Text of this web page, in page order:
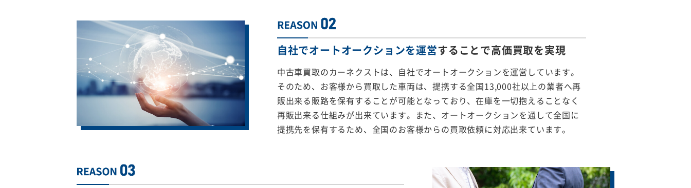
自社でオートオークションを運営することで高価買取を実現
中古車買取のカーネクストは、自社でオートオークションを運営しています。
そのため、お客様から買取した車両は、提携する全国13,000社以上の業者へ再
販出来る販路を保有することが可能となっており、在庫を一切抱えることなく
再販出来る仕組みが出来ています。また、オートオークションを通して全国に
提携先を保有するため、全国のお客様からの買取依頼に対応出来ています。